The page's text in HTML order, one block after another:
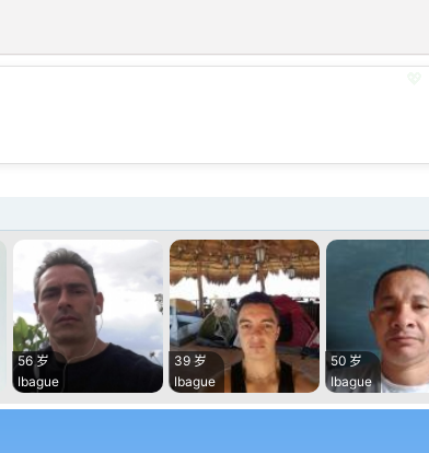
💕
56 岁
Ibague
39 岁
Ibague
50 岁
Ibague